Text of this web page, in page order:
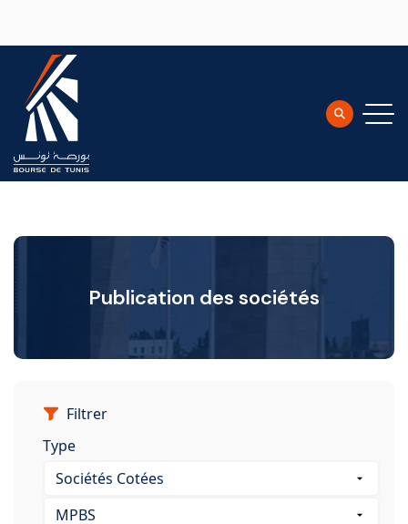
Publication des sociétés
Filtrer
Type